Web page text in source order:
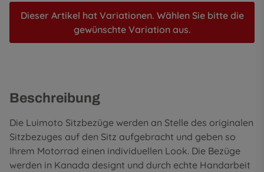
Dieser Artikel hat Variationen. Wählen Sie bitte die
gewünschte Variation aus.
Beschreibung
Die Luimoto Sitzbezüge werden an Stelle des originalen
Sitzbezuges auf den Sitz aufgebracht und geben so
Ihrem Motorrad einen individuellen Look. Die Bezüge
werden in Kanada designt und durch echte Handarbeit